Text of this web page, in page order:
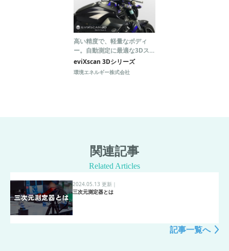
高い精度で、軽量なボディ
ー。自動測定に最適な3Dスキ
ャナー
eviXscan 3Dシリーズ
環境エネルギー株式会社
関連記事
Related Articles
2024.05.13 更新 ｜
三次元測定器とは
記事一覧へ